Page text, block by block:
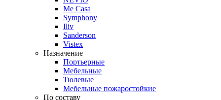
Me Casa
Symphony
Iliv
Sanderson
Vistex
Назначение
Портьерные
Мебельные
Тюлевые
Мебельные пожаростойкие
По составу